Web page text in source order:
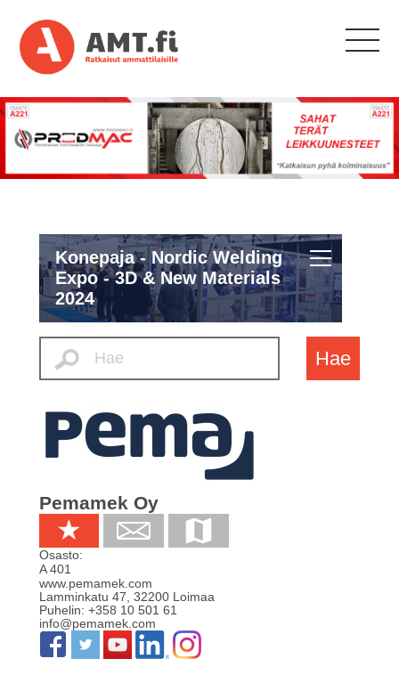
Konepaja - Nordic Welding
Expo - 3D & New Materials
2024
Hae
Pemamek Oy
Osasto:
A 401
www.pemamek.com
Lamminkatu 47 32200 Loimaa
Puhelin: +358 10 501 61
info@pemamek.com